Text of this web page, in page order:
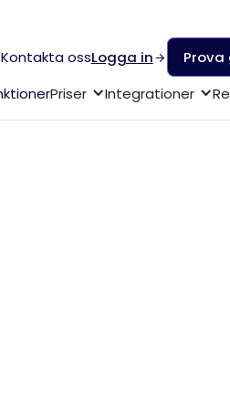
Kontakta ossLogga in
Priser Integrationer